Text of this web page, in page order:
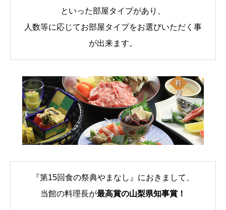
といった部屋タイプがあり、
人数等に応じてお部屋タイプをお選びいただく事
が出来ます。
『第15回食の祭典やまなし』におきまして、
当館の料理長が最高賞の山梨県知事賞！